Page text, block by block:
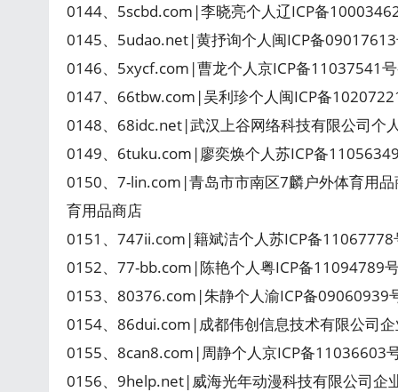
0144、5scbd.com|李晓亮个人辽ICP备
0145、5udao.net|黄抒询个人闽ICP备
0146、5xycf.com|曹龙个人京ICP备11037541
0147、66tbw.com|吴利珍个人闽ICP备
0148、68idc.net|武汉上谷网络科技有限公司个
0149、6tuku.com|廖奕焕个人苏ICP备
0150、7-lin.com|青岛市市南区7麟户外体育用
育用品商店
0151、747ii.com|籍斌洁个人苏ICP备11067778
0152、77-bb.com|陈艳个人粤ICP备11094789
0153、80376.com|朱静个人渝ICP备09060939
0154、86dui.com|成都伟创信息技术有限公司
0155、8can8.com|周静个人京ICP备11036603
0156、9help.net|威海光年动漫科技有限公司企